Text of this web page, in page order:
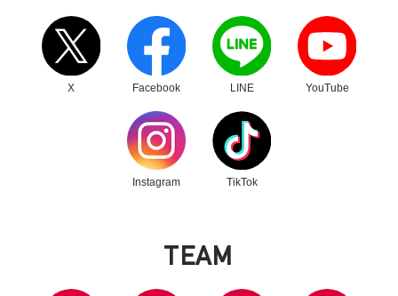
た提言」～「国家危機管理」と「地方創生」を
車の両輪とした社会機能の分散を目指して～
X
別ウィンドウリンク
Facebook
別ウィンドウリンク
LINE
別ウィンドウリンク
YouTube
別ウィンドウリンク
Instagram
別ウィンドウリンク
TikTok
別ウィンドウリンク
TEAM